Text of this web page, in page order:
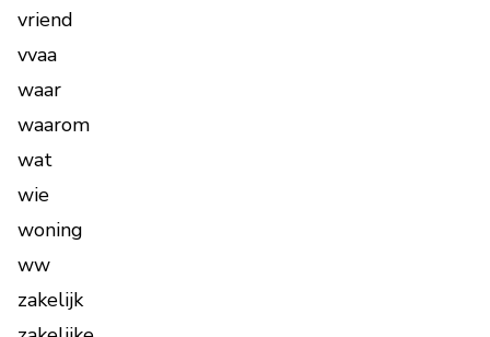
vriend
vvaa
waar
waarom
wat
wie
woning
ww
zakelijk